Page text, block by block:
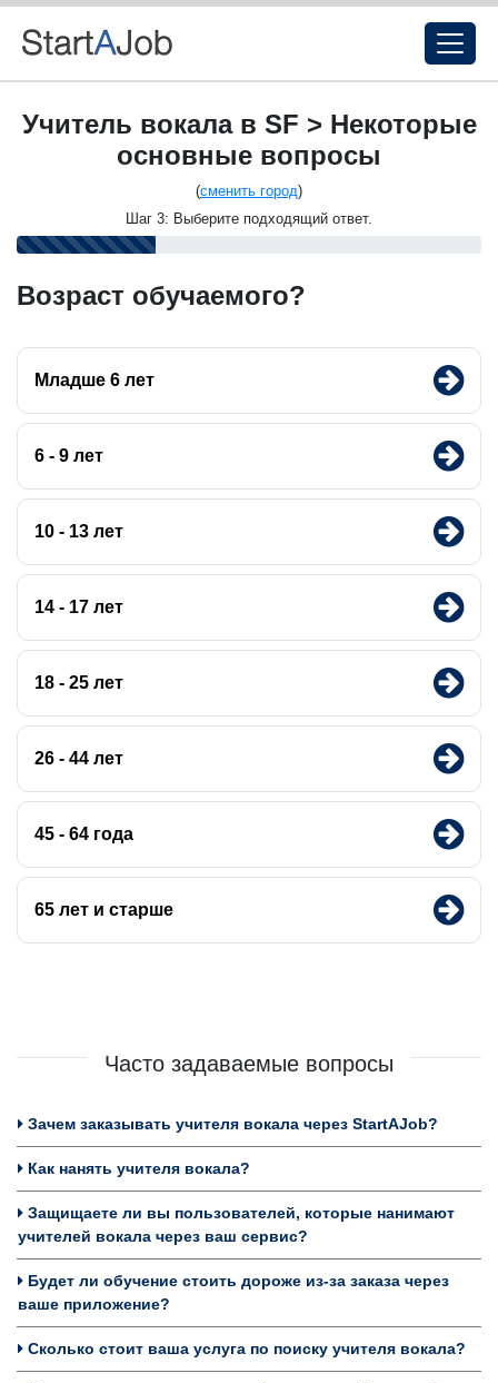
Учитель вокала в SF > Некоторые
основные вопросы
(сменить город)
Шаг 3: Выберите подходящий ответ.
Возраст обучаемого?
Младше 6 лет
6 - 9 лет
10 - 13 лет
14 - 17 лет
18 - 25 лет
26 - 44 лет
45 - 64 года
65 лет и старше
Часто задаваемые вопросы
Зачем заказывать учителя вокала через StartAJob?
Как нанять учителя вокала?
Защищаете ли вы пользователей, которые нанимают
учителей вокала через ваш сервис?
Будет ли обучение стоить дороже из-за заказа через
ваше приложение?
Сколько стоит ваша услуга по поиску учителя вокала?